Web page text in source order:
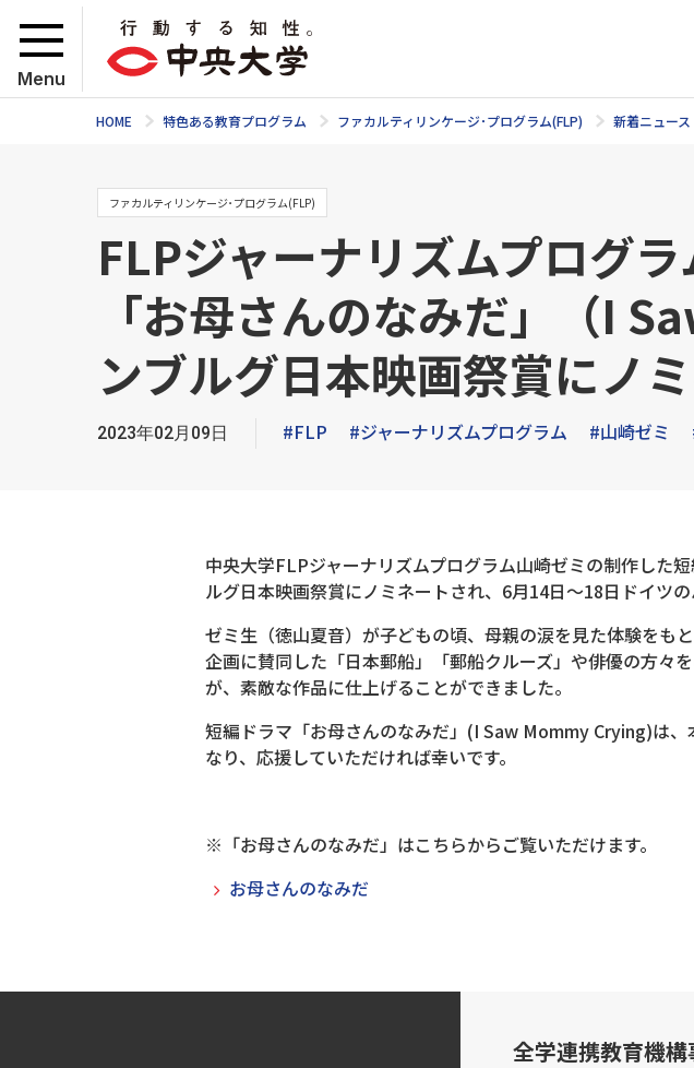
Menu
HOME 特色ある教育プログラム ファカルティリンケージ･プログラム(FLP) 新着ニュース
ファカルティリンケージ･プログラム(FLP)
FLPジャーナリズムプログ
「お母さんのなみだ」（I
ンブルグ日本映画祭賞にノ
2023年02月09日 #FLP #ジャーナリズムプログラム #山崎ゼミ
中央大学FLPジャーナリズムプログラム山崎ゼミの制作した
ルグ日本映画祭賞にノミネートされ、6月14日～18日ドイツ
ゼミ生（徳山夏音）が子どもの頃、母親の涙を見た体験をも
企画に賛同した「日本郵船」「郵船クルーズ」や俳優の方々
が、素敵な作品に仕上げることができました。
短編ドラマ「お母さんのなみだ」(I Saw Mommy Crying)は
なり、応援していただければ幸いです。
※「お母さんのなみだ」はこちらからご覧いただけます。
お母さんのなみだ
全学連携教育機構